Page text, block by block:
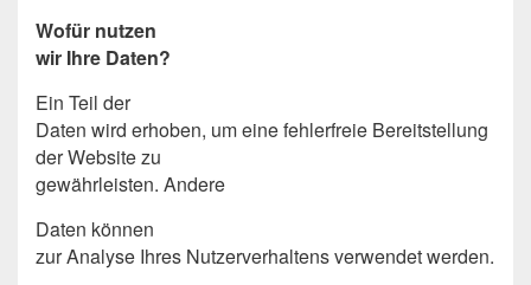
Wofür nutzen
wir Ihre Daten?
Ein Teil der
Daten wird erhoben, um eine fehlerfreie Bereitstellung
der Website zu
gewährleisten. Andere
Daten können
zur Analyse Ihres Nutzerverhaltens verwendet werden.